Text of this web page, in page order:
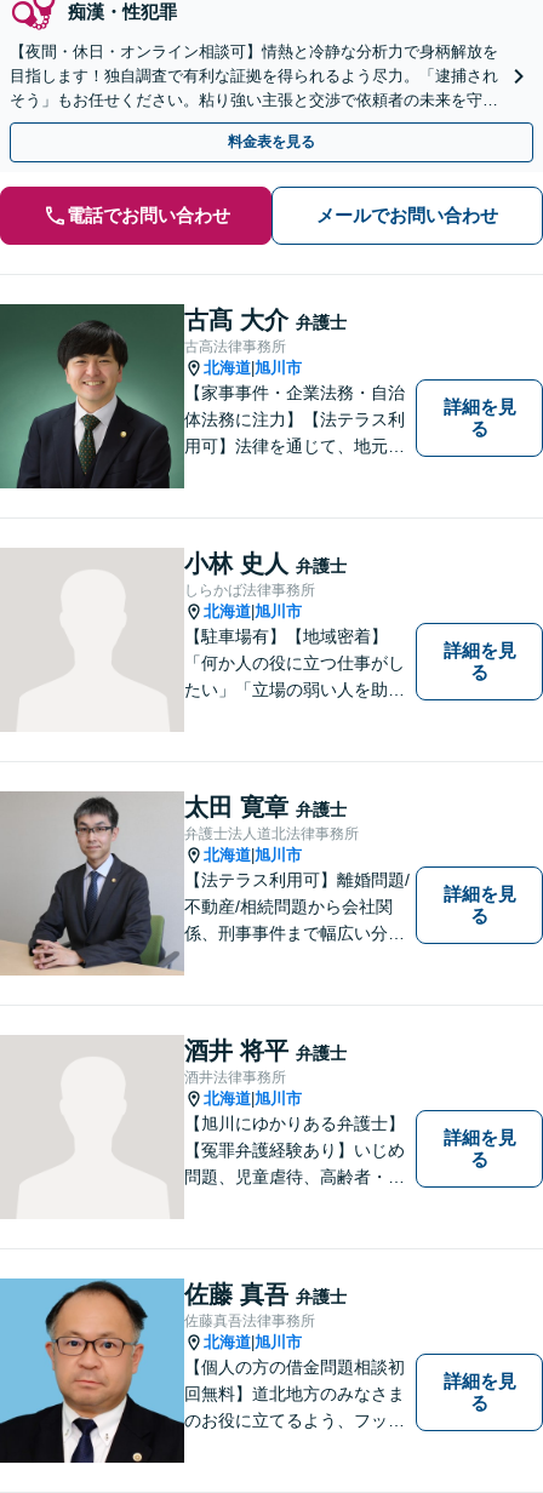
痴漢・性犯罪
【夜間・休日・オンライン相談可】情熱と冷静な分析力で身柄解放を
目指します！独自調査で有利な証拠を得られるよう尽力。「逮捕され
そう」もお任せください。粘り強い主張と交渉で依頼者の未来を守り
ます。
料金表を見る
電話でお問い合わせ メールでお問い合わせ
古髙 大介 弁護士
古高法律事務所
北海道 旭川市
【家事事件・企業法務・自治
体法務に注力】【法テラス利
用可】法律を通じて、地元の
みでも気軽にご相談いただけ
る「信頼できる弁護士」を目
指しています。【夜間や休日
相談も対応可能】【旭川市の
総合法律事務所】
詳細を見
る
小林 史人 弁護士
しらかば法律事務所
北海道 旭川市
【駐車場有】【地域密着】
「何か人の役に立つ仕事がし
たい」「立場の弱い人を助け
らではの基準や慣習を理解し
た、法的サービスの提供を行
います。お気軽にご相談くだ
さい。
詳細を見
る
太田 寛章 弁護士
弁護士法人道北法律事務所
北海道 旭川市
【法テラス利用可】離婚問題/
不動産/相続問題から会社関
係、刑事事件まで幅広い分野
て、身近な相談相手となるこ
とを目指しております。お困
りの際は、お気軽にご相談く
ださい。
詳細を見
る
酒井 将平 弁護士
酒井法律事務所
北海道 旭川市
【旭川にゆかりある弁護士】
【冤罪弁護経験あり】いじめ
問題、児童虐待、高齢者・障
り組んでいます。時間外・土
日祝もメール受付中です。お
困りごとがあれば、お気軽に
ご相談ください。【バリアフ
リー】
詳細を見
る
佐藤 真吾 弁護士
佐藤真吾法律事務所
北海道 旭川市
【個人の方の借金問題相談初
回無料】道北地方のみなさま
のお役に立てるよう、フット
詳細を見
る